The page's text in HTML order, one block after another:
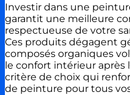
Investir dans une
garantit une meilleure
respectueuse de votre
Ces produits dégagent
composés organiques
le confort intérieur après
critère de choix qui
de peinture pour tous